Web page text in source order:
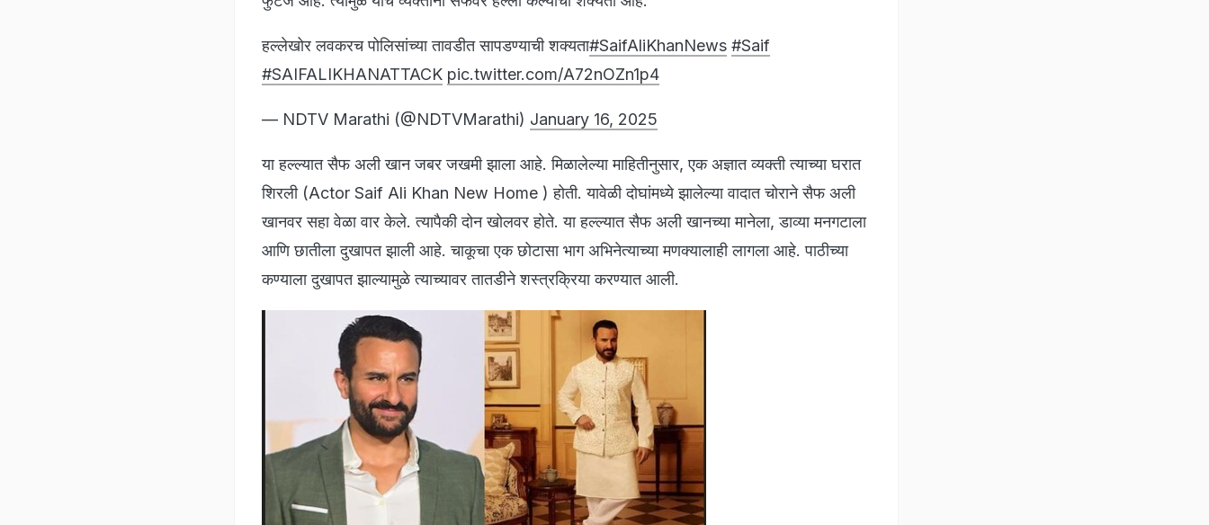
हल्लेखोर लवकरच पोलिसांच्या तावडीत सापडण्याची शक्यता#SaifAliKhanNews #Saif
#SAIFALIKHANATTACK pic.twitter.com/A72nOZn1p4
— NDTV Marathi (@NDTVMarathi) January 16, 2025
या हल्ल्यात सैफ अली खान जबर जखमी झाला आहे. मिळालेल्या माहितीनुसार, एक अज्ञात व्यक्ती त्याच्या घरात
शिरली (Actor Saif Ali Khan New Home ) होती. यावेळी दोघांमध्ये झालेल्या वादात चोराने सैफ अली
खानवर सहा वेळा वार केले. त्यापैकी दोन खोलवर होते. या हल्ल्यात सैफ अली खानच्या मानेला, डाव्या मनगटाला
आणि छातीला दुखापत झाली आहे. चाकूचा एक छोटासा भाग अभिनेत्याच्या मणक्यालाही लागला आहे. पाठीच्या
कण्याला दुखापत झाल्यामुळे त्याच्यावर तातडीने शस्त्रक्रिया करण्यात आली.